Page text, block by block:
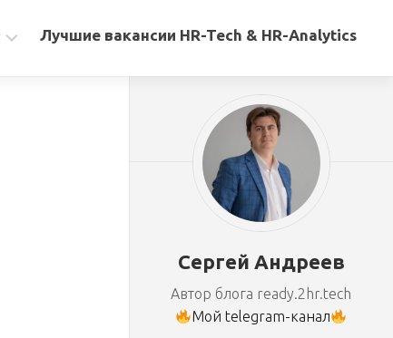
Лучшие вакансии HR-Tech & HR-Analytics
Сергей Андреев
Автор блога ready.2hr.tech
Мой telegram-канал